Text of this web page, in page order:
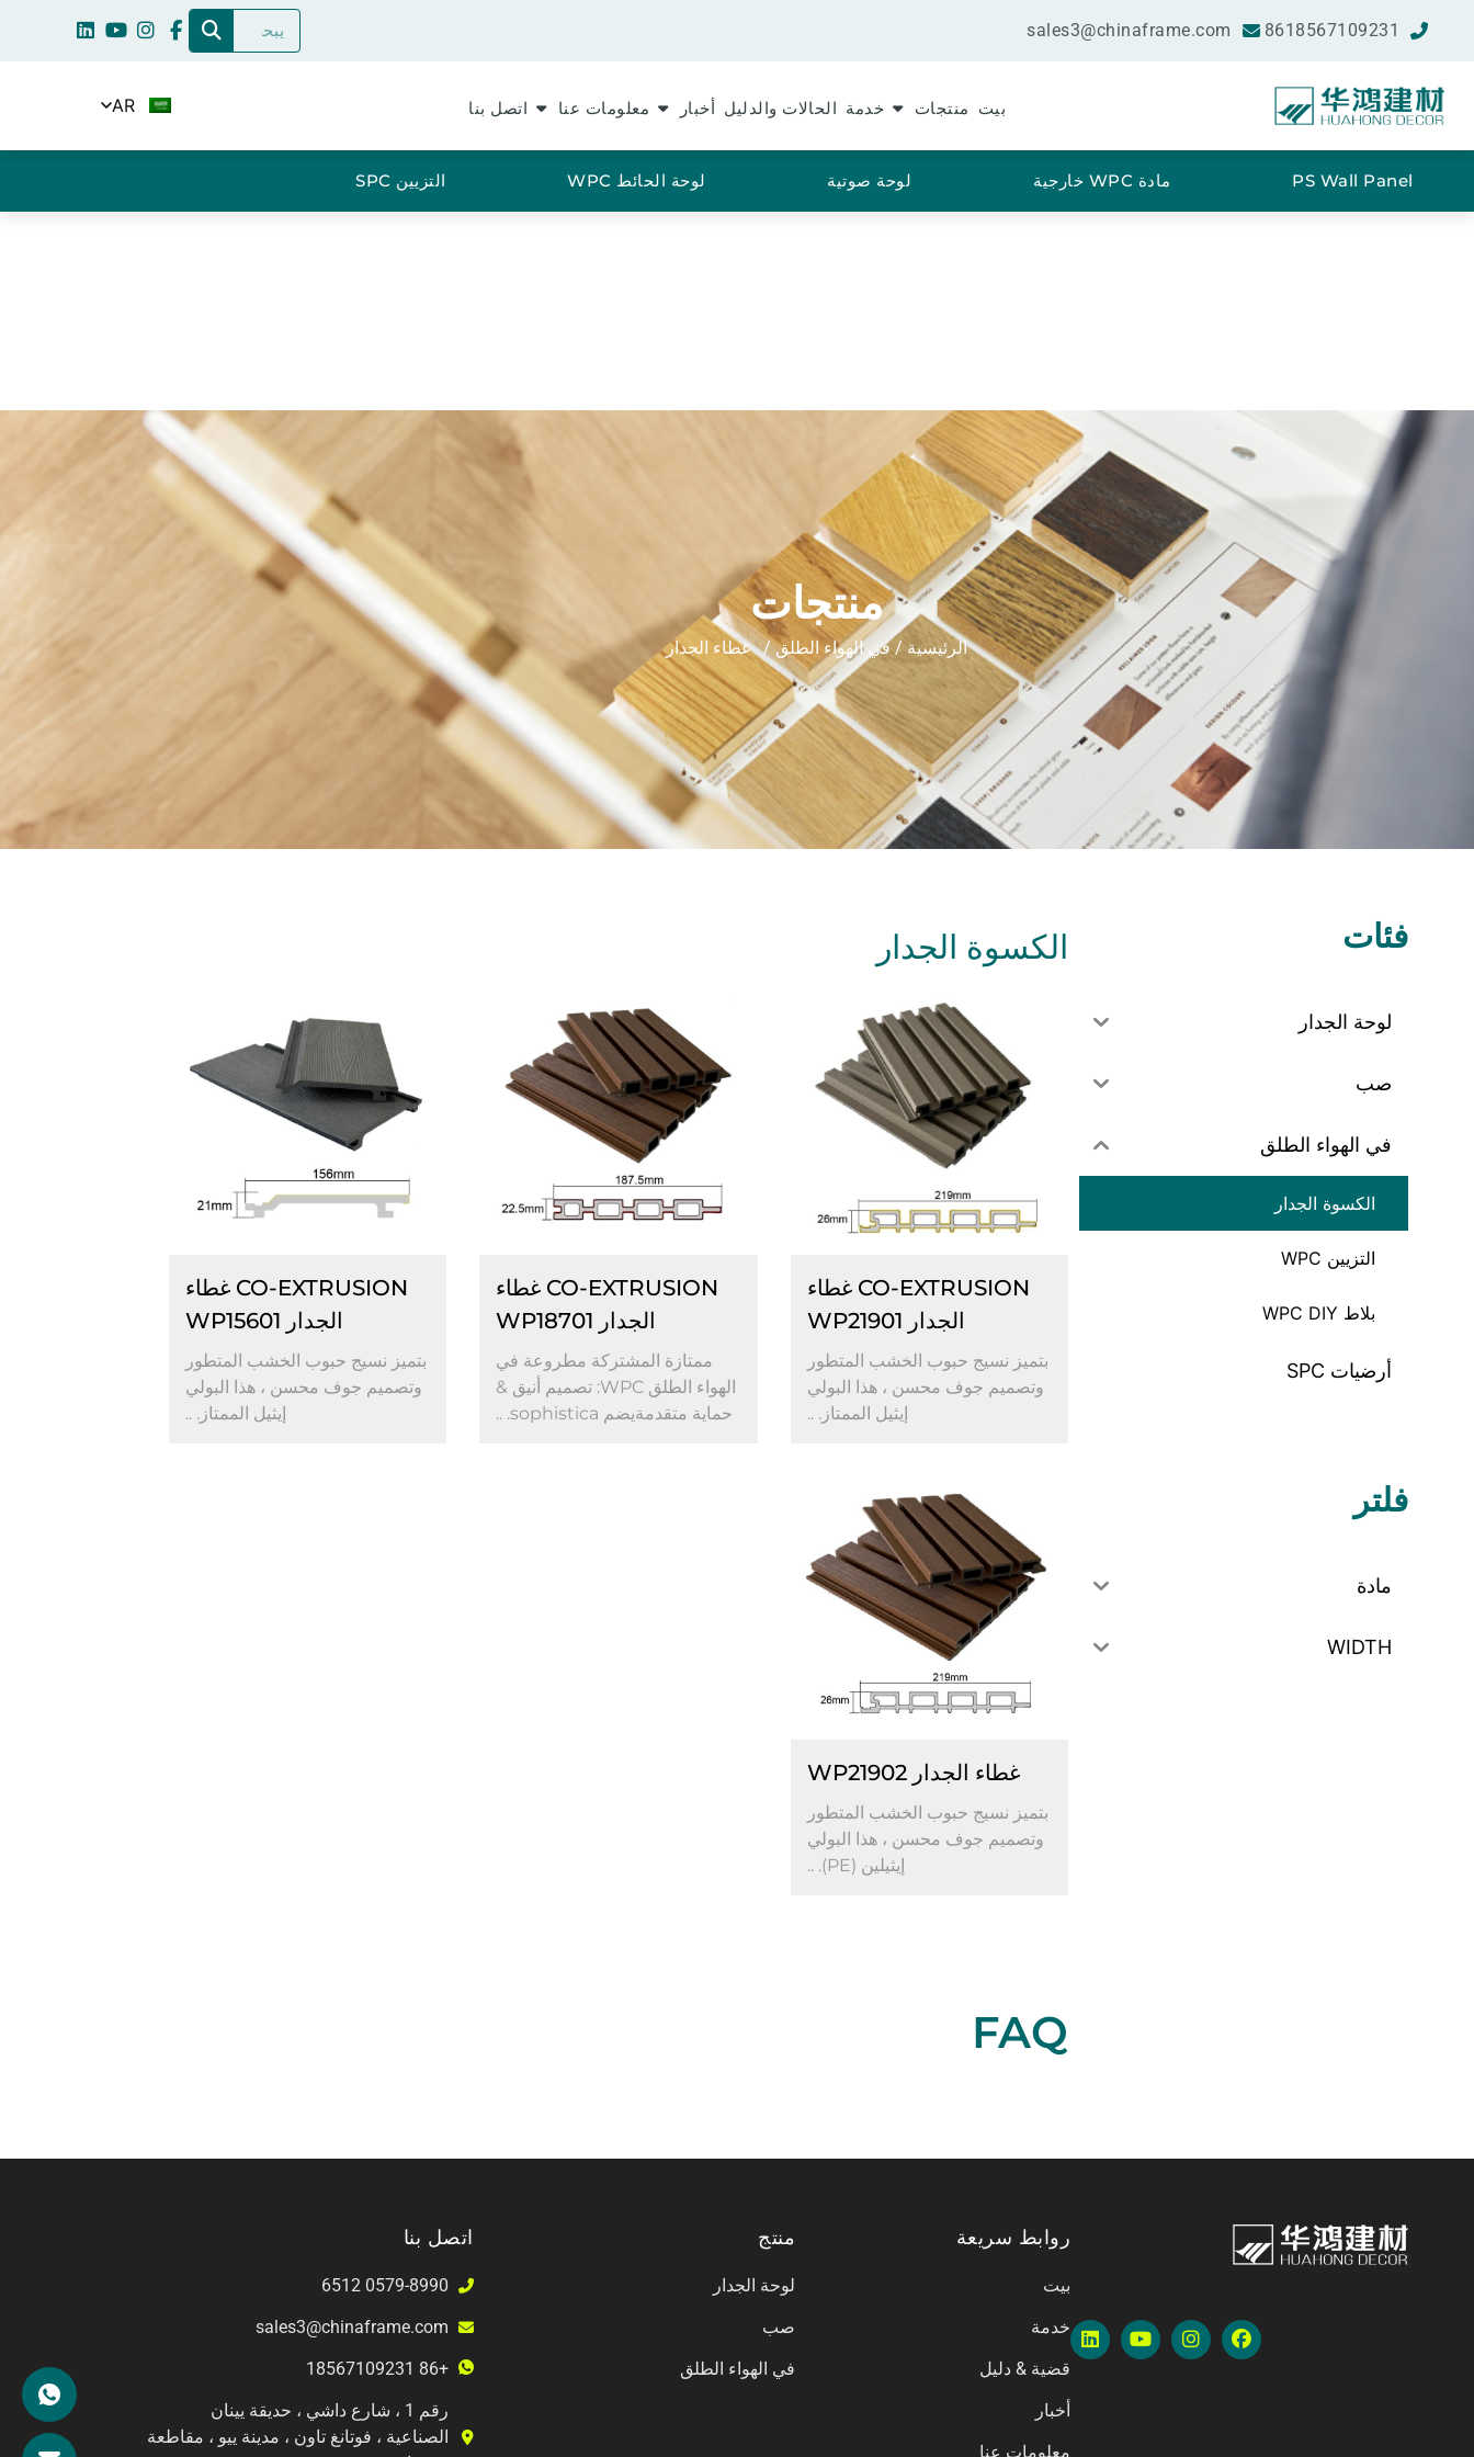
8618567109231
sales3@chinaframe.com
بيت منتجات خدمة الحالات والدليل أخبار معلومات عنا اتصل بنا AR
PS Wall Panel مادة WPC خارجية لوحة صوتية لوحة الحائط WPC التزيين SPC
منتجات
الرئيسية /في الهواء الطلق/ غطاء الجدار
فئات
لوحة الجدار
صب
في الهواء الطلق
الكسوة الجدار
التزيين WPC
بلاط WPC DIY
أرضيات SPC
فلتر
مادة
WIDTH
الكسوة الجدار
CO-EXTRUSION غطاء
الجدار WP21901
بتميز نسيج حبوب الخشب المتطور
وتصميم جوف محسن ، هذا البولي
إيثيل الممتاز. ..
CO-EXTRUSION غطاء
الجدار WP18701
ممتازة المشتركة مطروعة في
الهواء الطلق WPC: تصميم أنيق &
حماية متقدمةيضم sophistica. ..
CO-EXTRUSION غطاء
الجدار WP15601
بتميز نسيج حبوب الخشب المتطور
وتصميم جوف محسن ، هذا البولي
إيثيل الممتاز. ..
غطاء الجدار WP21902
بتميز نسيج حبوب الخشب المتطور
وتصميم جوف محسن ، هذا البولي
إيثيلين (PE). ..
FAQ
روابط سريعة
بيت
خدمة
قضية & دليل
أخبار
معلومات عنا
منتج
لوحة الجدار
صب
في الهواء الطلق
اتصل بنا
0579-8990 6512
sales3@chinaframe.com
+86 18567109231
رقم 1 ، شارع داشي ، حديقة يينان
الصناعية ، فوتانغ تاون ، مدينة ييو ، مقاطعة